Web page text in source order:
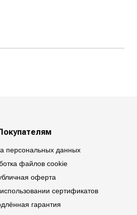
персональных данных
файлов cookie
оферта
сертификатов
гарантия